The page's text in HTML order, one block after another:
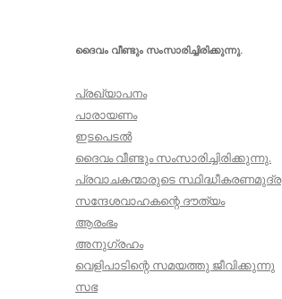
ദൈവം വീണ്ടും സംസാരിച്ചിരിക്കുന്നു.
പ്രഖ്യാപനം
പാരായണം
ഇടപെടൽ
ദൈവം വീണ്ടും സംസാരിച്ചിരിക്കുന്നു.
പ്രവാചകന്മാരുടെ സ്ഥിദ്ധീകരണമുദ്ര
സന്ദേശവാഹകന്റെ ദൗത്യം
ആരംഭം
അനുഗ്രഹം
വെളിപാടിന്റെ സമയത്തു ജീവിക്കുന്നു
സഭ